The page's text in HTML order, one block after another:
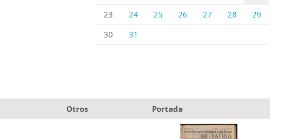
23
24 25 26 27 28
29
30
31
Otros
Portada